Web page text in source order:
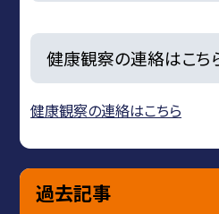
健康観察の連絡はこち
健康観察の連絡はこちら
過去記事